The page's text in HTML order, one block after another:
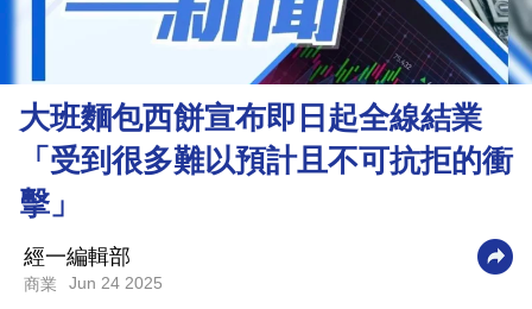
樓
市
財
商
技
大班麵包西餅宣布即日起全線結業
「受到很多難以預計且不可抗拒的衝
擊」
經一編輯部
商業 Jun 24 2025